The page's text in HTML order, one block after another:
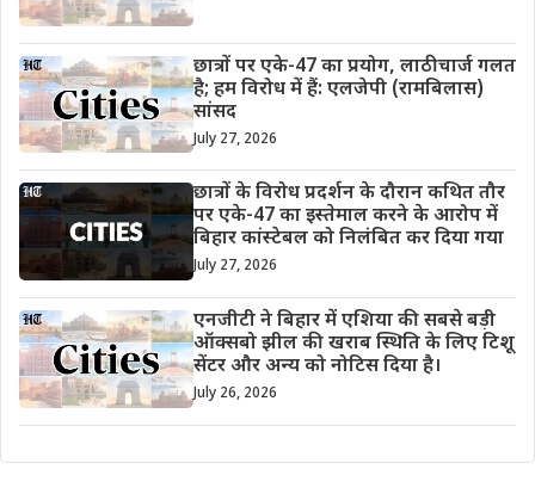
छात्रों पर एके-47 का प्रयोग, लाठीचार्ज गलत
है; हम विरोध में हैं: एलजेपी (रामबिलास)
सांसद
July 27, 2026
छात्रों के विरोध प्रदर्शन के दौरान कथित तौर
पर एके-47 का इस्तेमाल करने के आरोप में
बिहार कांस्टेबल को निलंबित कर दिया गया
July 27, 2026
एनजीटी ने बिहार में एशिया की सबसे बड़ी
ऑक्सबो झील की खराब स्थिति के लिए टिशू
सेंटर और अन्य को नोटिस दिया है।
July 26, 2026